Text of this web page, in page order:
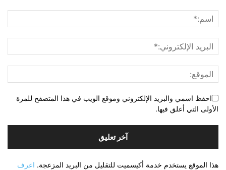
احفظ اسمي والبريد الإلكتروني وموقع الويب في هذا المتصفح للمرة
الأولى التي أعلق فيها.
هذا الموقع يستخدم خدمة أكيسميت للتقليل من البريد المزعجة. اعرف